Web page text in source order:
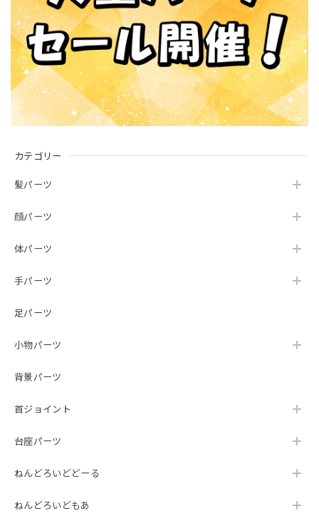
カテゴリー
髪パーツ
顔パーツ
体パーツ
手パーツ
足パーツ
小物パーツ
背景パーツ
首ジョイント
台座パーツ
ねんどろいどどーる
ねんどろいどもあ